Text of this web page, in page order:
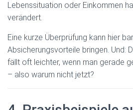
Lebenssituation oder Einkommen
verändert.
Eine kurze Überprüfung kann hier
Absicherungsvorteile bringen. Und:
fällt oft leichter, wenn man gerade
– also warum nicht jetzt?